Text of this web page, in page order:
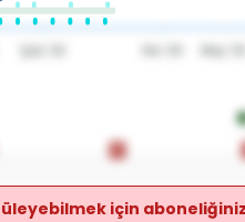
için
00